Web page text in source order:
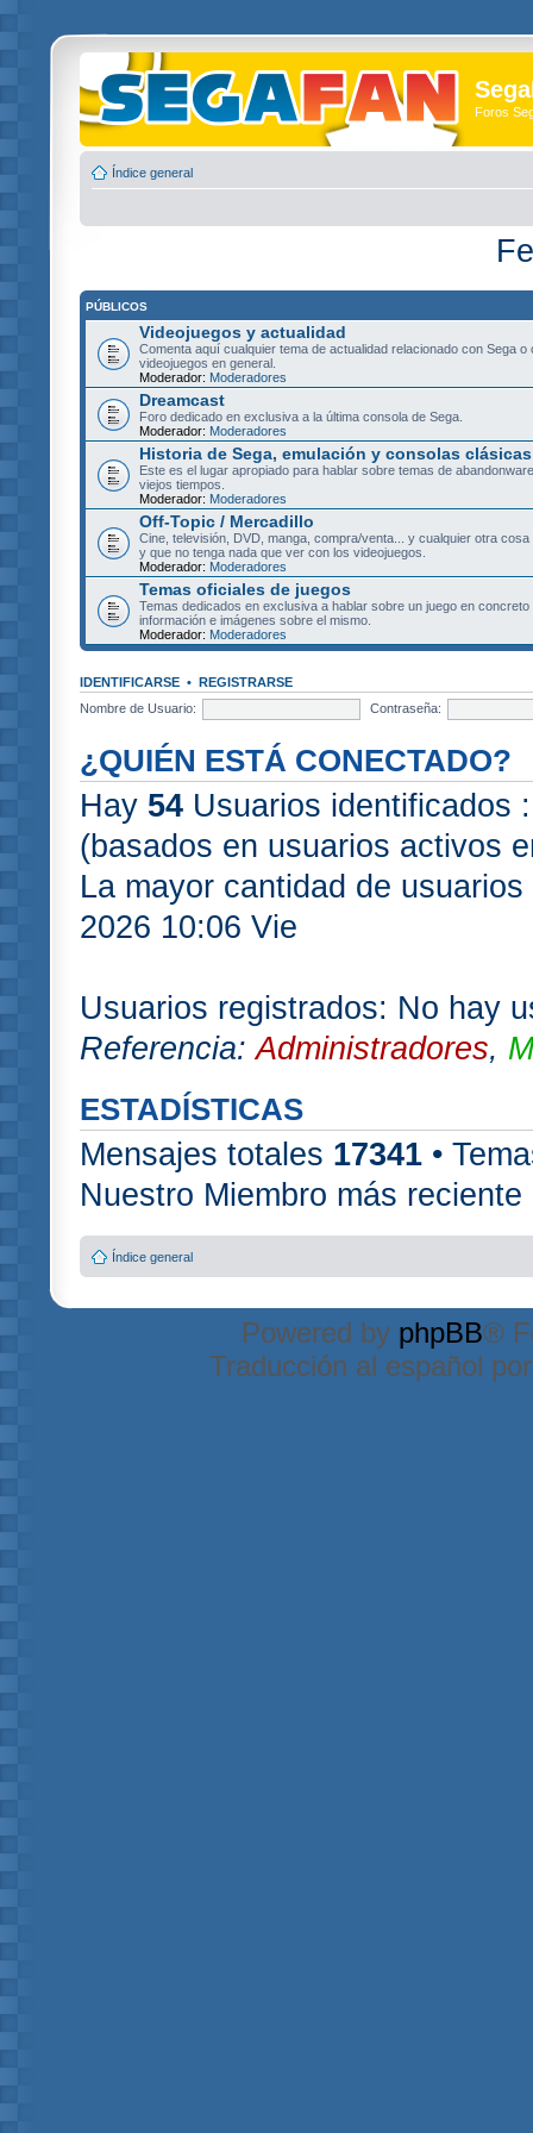
Foros
Índice general
PÚBLICOS
Videojuegos y actualidad
Comenta aquí cualquier tema de actualidad relacionado con Sega o
videojuegos en general.
Moderador: Moderadores
Dreamcast
Foro dedicado en exclusiva a la última consola de Sega.
Moderador: Moderadores
Historia de Sega, emulación y consolas clásicas
Este es el lugar apropiado para hablar sobre temas de
viejos tiempos.
Moderador: Moderadores
Off-Topic / Mercadillo
Cine, televisión, DVD, manga, compra/venta... y cualquier otra
y que no tenga nada que ver con los videojuegos.
Moderador: Moderadores
Temas oficiales de juegos
Temas dedicados en exclusiva a hablar sobre un juego en concreto
información e imágenes sobre el mismo.
Moderador: Moderadores
IDENTIFICARSE • REGISTRARSE
Nombre de Usuario:
Contraseña:
¿QUIÉN ESTÁ CONECTADO?
Hay 54 Usuarios identificados
(basados en usuarios activos
La mayor cantidad de
2026 10:06 Vie
Usuarios registrados: No hay
Referencia:Administradores,
ESTADÍSTICAS
Mensajes totales 17341 •
Nuestro Miembro más
Índice general
Powered by phpBB®
Traducción al español